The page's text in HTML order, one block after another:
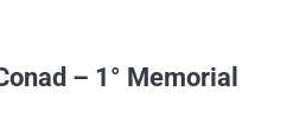
– 1° Memorial